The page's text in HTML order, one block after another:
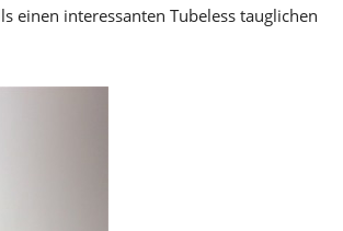
einen interessanten Tubeless tauglichen